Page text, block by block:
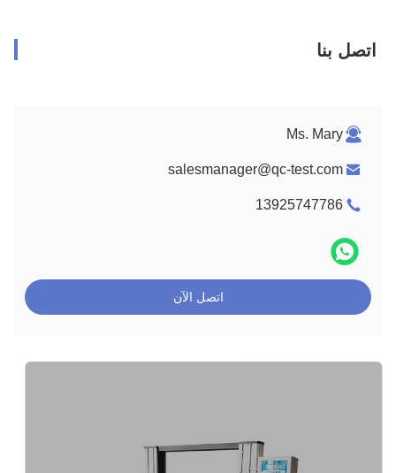
اتصل بنا
Ms. Mary
salesmanager@qc-test.com
13925747786
اتصل الآن